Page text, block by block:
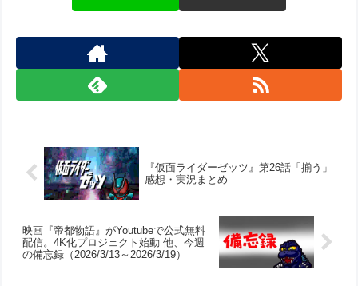
『仮面ライダーゼッツ』第26話「揃う」
感想・実況まとめ
映画『帝都物語』がYoutubeで公式無料
配信。4K化プロジェクト始動 他、今週
の備忘録（2026/3/13～2026/3/19）